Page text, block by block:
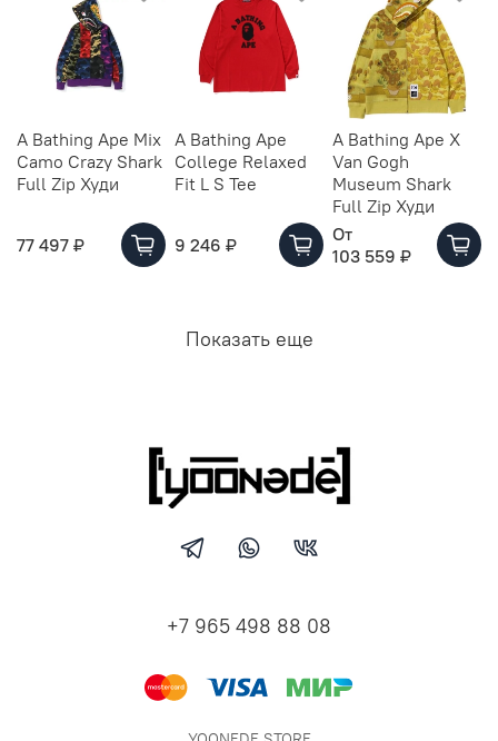
A Bathing Ape Mix
Camo Crazy Shark
Full Zip Худи
77 497 ₽
A Bathing Ape
College Relaxed
Fit L S Tee
9 246 ₽
A Bathing Ape X
Van Gogh
Museum Shark
Full Zip Худи
От
103 559 ₽
Показать еще
+7 965 498 88 08